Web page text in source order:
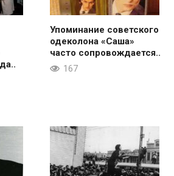
Упоминание советского
одеколона «Саша»
часто сопровождается..
167